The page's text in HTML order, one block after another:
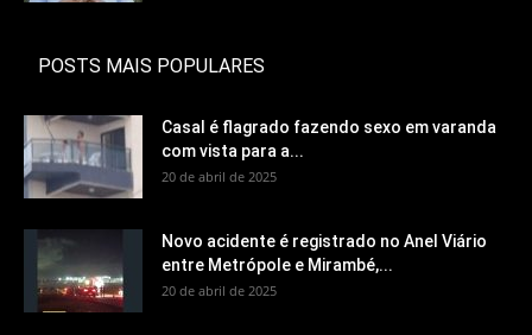
POSTS MAIS POPULARES
Casal é flagrado fazendo sexo em varanda
com vista para a...
20 de abril de 2025
Novo acidente é registrado no Anel Viário
entre Metrópole e Mirambé,...
20 de abril de 2025